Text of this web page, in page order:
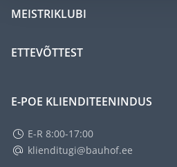
MEISTRIKLUBI
ETTEVÕTTEST
E-POE KLIENDITEENINDUS
E-R 8:00-17:00
klienditugi@bauhof.ee